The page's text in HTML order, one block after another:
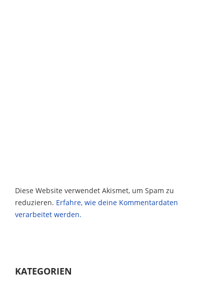
Diese Website verwendet Akismet, um Spam zu
reduzieren. Erfahre, wie deine Kommentardaten
verarbeitet werden.
KATEGORIEN